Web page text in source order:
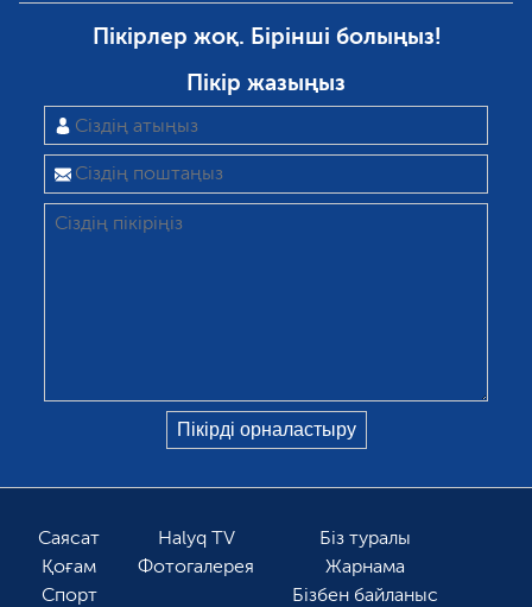
Пікірлер жоқ. Бірінші болыңыз!
Пікір жазыңыз
Саясат
Қоғам
Спорт
Halyq TV
Фотогалерея
Біз туралы
Жарнама
Бізбен байланыс